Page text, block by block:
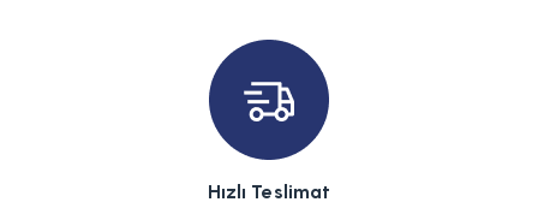
Hızlı Teslimat